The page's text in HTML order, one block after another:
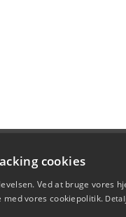
cookies
Ved at bruge vores
vores cookiepolitik.